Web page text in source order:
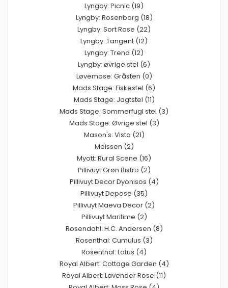
Lyngby: Picnic (19)
Lyngby: Rosenborg (18)
Lyngby: Sort Rose (22)
Lyngby: Tangent (12)
Lyngby: Trend (12)
Lyngby: øvrige stel (6)
Løvemose: Gråsten (0)
Mads Stage: Fiskestel (6)
Mads Stage: Jagtstel (11)
Mads Stage: Sommerfugl stel (3)
Mads Stage: Øvrige stel (3)
Mason's: Vista (21)
Meissen (2)
Myott: Rural Scene (16)
Pillivuyt Grøn Bistro (2)
Pillivuyt Decor Dyonisos (4)
Pillivuyt Depose (35)
Pillivuyt Maeva Decor (2)
Pillivuyt Maritime (2)
Rosendahl: H.C. Andersen (8)
Rosenthal: Cumulus (3)
Rosenthal: Lotus (4)
Royal Albert: Cottage Garden (4)
Royal Albert: Lavender Rose (11)